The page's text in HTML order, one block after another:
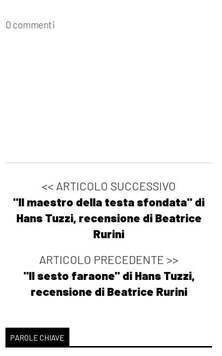
0 commenti
<< ARTICOLO SUCCESSIVO
"Il maestro della testa sfondata" di
Hans Tuzzi, recensione di Beatrice
Rurini
ARTICOLO PRECEDENTE >>
"Il sesto faraone" di Hans Tuzzi,
recensione di Beatrice Rurini
PAROLE CHIAVE